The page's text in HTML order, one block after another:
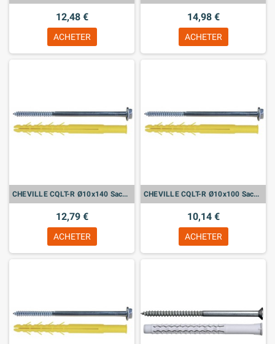
12,48 €
ACHETER
14,98 €
ACHETER
CHEVILLE CQLT-R Ø10x140 Sachet de 10
12,79 €
ACHETER
CHEVILLE CQLT-R Ø10x100 Sachet de 10
10,14 €
ACHETER